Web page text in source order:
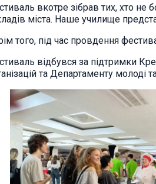
вкотре зібрав тих, хто не
міста. Наше училище
того, під час провдення
відбувся за підтримки
та Департаменту молоді